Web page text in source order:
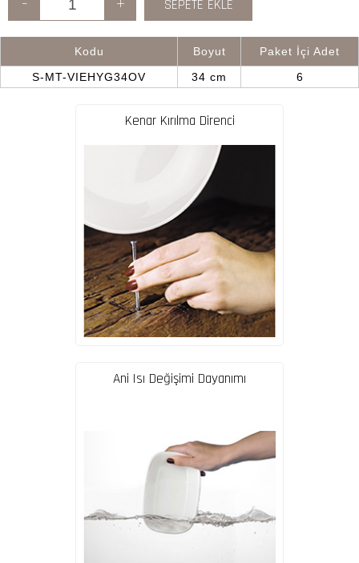
SEPETE EKLE
Kodu Boyut
Paket İçi Adet
S-MT-VIEHYG34OV
34 cm 6
Kenar Kırılma Direnci
Ani Isı Değişimi Dayanımı